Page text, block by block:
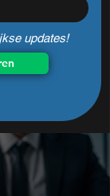
updates!